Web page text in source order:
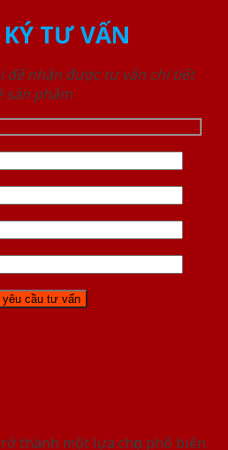
TƯ VẤN
để nhận được tư vấn chi tiết
sản phẩm
thành một lựa chọn phổ biến